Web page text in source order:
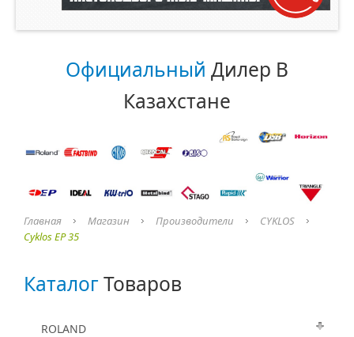
Официальный Дилер В
Казахстане
Главная Магазин Производители
CYKLOS
Cyklos EP 35
КаталогТоваров
ROLAND